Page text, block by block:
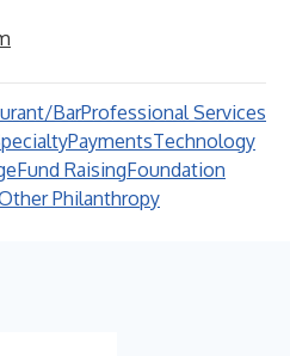
BarProfessional Services
PaymentsTechnology
Fund RaisingFoundation
Philanthropy